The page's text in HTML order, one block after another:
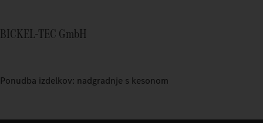
BICKEL-TEC GmbH
Ponudba izdelkov: nadgradnje s kesonom